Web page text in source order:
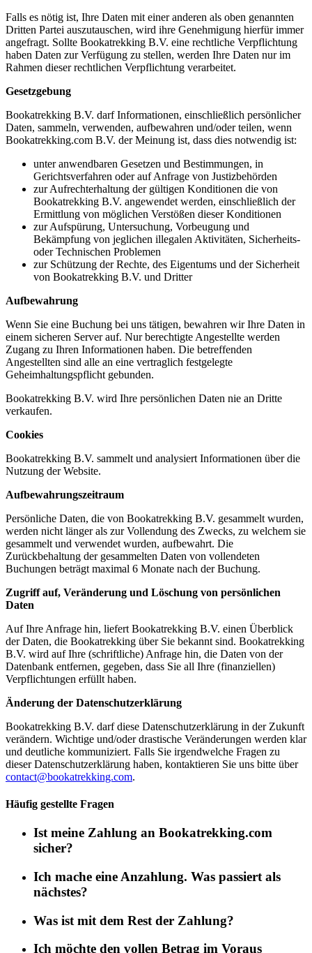
Falls es nötig ist, Ihre Daten mit einer anderen als oben genannten
Dritten Partei auszutauschen, wird ihre Genehmigung hierfür immer
angefragt. Sollte Bookatrekking B.V. eine rechtliche Verpflichtung
haben Daten zur Verfügung zu stellen, werden Ihre Daten nur im
Rahmen dieser rechtlichen Verpflichtung verarbeitet.
Gesetzgebung
Bookatrekking B.V. darf Informationen, einschließlich persönlicher
Daten, sammeln, verwenden, aufbewahren und/oder teilen, wenn
Bookatrekking.com B.V. der Meinung ist, dass dies notwendig ist:
unter anwendbaren Gesetzen und Bestimmungen, in
Gerichtsverfahren oder auf Anfrage von Justizbehörden
zur Aufrechterhaltung der gültigen Konditionen die von
Bookatrekking B.V. angewendet werden, einschließlich der
Ermittlung von möglichen Verstößen dieser Konditionen
zur Aufspürung, Untersuchung, Vorbeugung und
Bekämpfung von jeglichen illegalen Aktivitäten, Sicherheits-
oder Technischen Problemen
zur Schützung der Rechte, des Eigentums und der Sicherheit
von Bookatrekking B.V. und Dritter
Aufbewahrung
Wenn Sie eine Buchung bei uns tätigen, bewahren wir Ihre Daten in
einem sicheren Server auf. Nur berechtigte Angestellte werden
Zugang zu Ihren Informationen haben. Die betreffenden
Angestellten sind alle an eine vertraglich festgelegte
Geheimhaltungspflicht gebunden.
Bookatrekking B.V. wird Ihre persönlichen Daten nie an Dritte
verkaufen.
Cookies
Bookatrekking B.V. sammelt und analysiert Informationen über die
Nutzung der Website.
Aufbewahrungszeitraum
Persönliche Daten, die von Bookatrekking B.V. gesammelt wurden,
werden nicht länger als zur Vollendung des Zwecks, zu welchem sie
gesammelt und verwendet wurden, aufbewahrt. Die
Zurückbehaltung der gesammelten Daten von vollendeten
Buchungen beträgt maximal 6 Monate nach der Buchung.
Zugriff auf, Veränderung und Löschung von persönlichen
Daten
Auf Ihre Anfrage hin, liefert Bookatrekking B.V. einen Überblick
der Daten, die Bookatrekking über Sie bekannt sind. Bookatrekking
B.V. wird auf Ihre (schriftliche) Anfrage hin, die Daten von der
Datenbank entfernen, gegeben, dass Sie all Ihre (finanziellen)
Verpflichtungen erfüllt haben.
Änderung der Datenschutzerklärung
Bookatrekking B.V. darf diese Datenschutzerklärung in der Zukunft
verändern. Wichtige und/oder drastische Veränderungen werden klar
und deutliche kommuniziert. Falls Sie irgendwelche Fragen zu
dieser Datenschutzerklärung haben, kontaktieren Sie uns bitte über
contact@bookatrekking.com.
Häufig gestellte Fragen
Ist meine Zahlung an Bookatrekking.com
sicher?
Ich mache eine Anzahlung. Was passiert als
nächstes?
Was ist mit dem Rest der Zahlung?
Ich möchte den vollen Betrag im Voraus